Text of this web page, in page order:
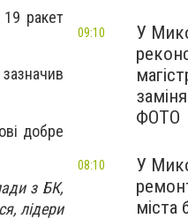
ракет
зазначив
добре
з БК,
лідери
У
ФОТО
09:10
У
міста
08:10